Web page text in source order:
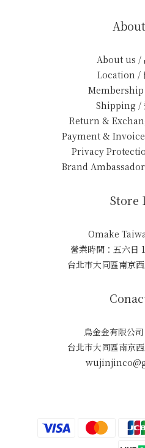
About us /
Location /
Membership
Shipping /
Return &
Payment & Invoice
Privacy
Brand Ambassador
Store
Omake
營業時間：五六日
台北市大同區南京
烏金金有限公
台北市大同區南京